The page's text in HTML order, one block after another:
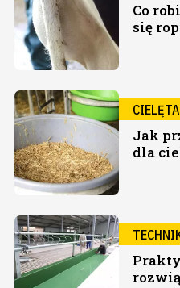
Co
się
CIELĘTA
Jak
dla